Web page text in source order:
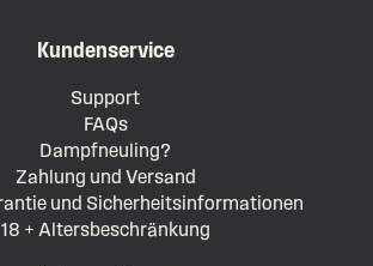
Kundenservice
Support
FAQs
Dampfneuling?
Zahlung und Versand
und Sicherheitsinformationen
18 + Altersbeschränkung